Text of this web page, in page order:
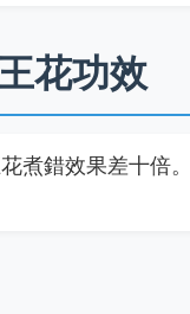
花功效
煮錯效果差十倍